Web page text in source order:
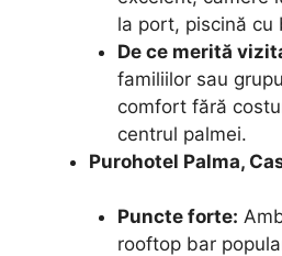
la port, piscină cu
De ce merită
familiilor sau
comfort fără
centrul palmei.
Purohotel Palma,
Puncte forte:
rooftop bar